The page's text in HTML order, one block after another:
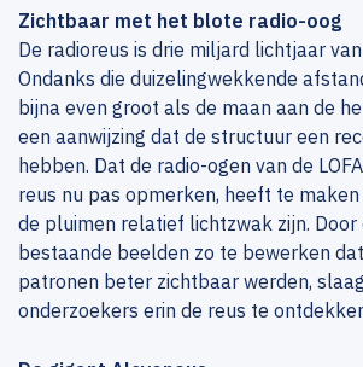
Zichtbaar met het blote radio-oog
De radioreus is drie miljard lichtjaar
Ondanks die duizelingwekkende
bijna even groot als de maan aan de
een aanwijzing dat de structuur een
hebben. Dat de radio-ogen van de
reus nu pas opmerken, heeft te
de pluimen relatief lichtzwak zijn. Door
bestaande beelden zo te bewerken
patronen beter zichtbaar werden,
onderzoekers erin de reus te